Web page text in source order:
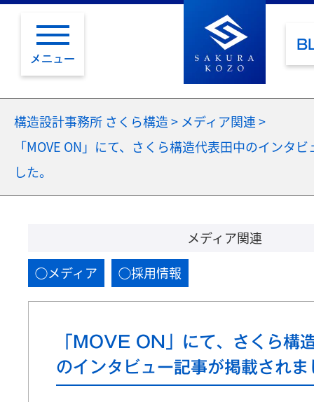
メニュー
構造設計事務所 さくら構造> メディア関連>
「MOVE ON」にて、さくら構造代表田中のインタ
した。
メディア関連
メディア
採用情報
「MOVE ON」にて、さくら構
のインタビュー記事が掲載されま